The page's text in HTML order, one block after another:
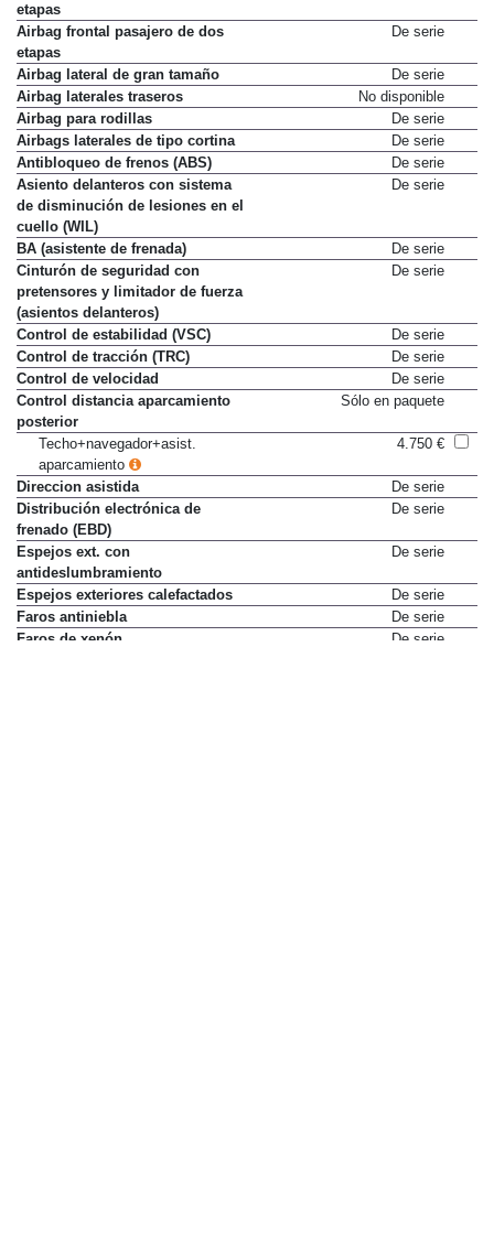
etapas
Airbag frontal pasajero de dos
etapas
De serie
Airbag lateral de gran tamaño
De serie
Airbag laterales traseros
No disponible
Airbag para rodillas
De serie
Airbags laterales de tipo cortina
De serie
Antibloqueo de frenos (ABS)
De serie
Asiento delanteros con sistema
de disminución de lesiones en el
cuello (WIL)
De serie
BA (asistente de frenada)
De serie
Cinturón de seguridad con
pretensores y limitador de fuerza
(asientos delanteros)
De serie
Control de estabilidad (VSC)
De serie
Control de tracción (TRC)
De serie
Control de velocidad
De serie
Control distancia aparcamiento
posterior
Sólo en paquete
Techo+navegador+asist.
aparcamiento
4.750 €
Direccion asistida
De serie
Distribución electrónica de
frenado (EBD)
De serie
Espejos ext. con
antideslumbramiento
De serie
Espejos exteriores calefactados
De serie
Faros antiniebla
De serie
Faros de xenón
De serie